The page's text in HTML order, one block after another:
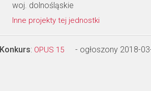
woj. dolnośląskie
Inne projekty tej jednostki
Konkurs: OPUS 15 - ogłoszony 2018-